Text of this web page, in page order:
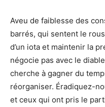
Aveu de faiblesse des
barrés, qui sentent le
d’un iota et maintenir la
négocie pas avec le
cherche à gagner du
réorganiser. Éradiquez-
et ceux qui ont pris le